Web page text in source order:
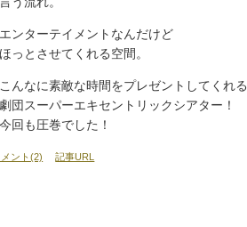
エンターテイメントなんだけど
ほっとさせてくれる空間。
こんなに素敵な時間をプレゼントしてくれる
劇団スーパーエキセントリックシアター！
今回も圧巻でした！
メント(2) 記事URL